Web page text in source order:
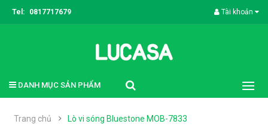
Tel: 0817717679 Tài khoản
DANH MỤC SẢN PHẨM
Trang chủ Lò vi sóng Bluestone MOB-7833